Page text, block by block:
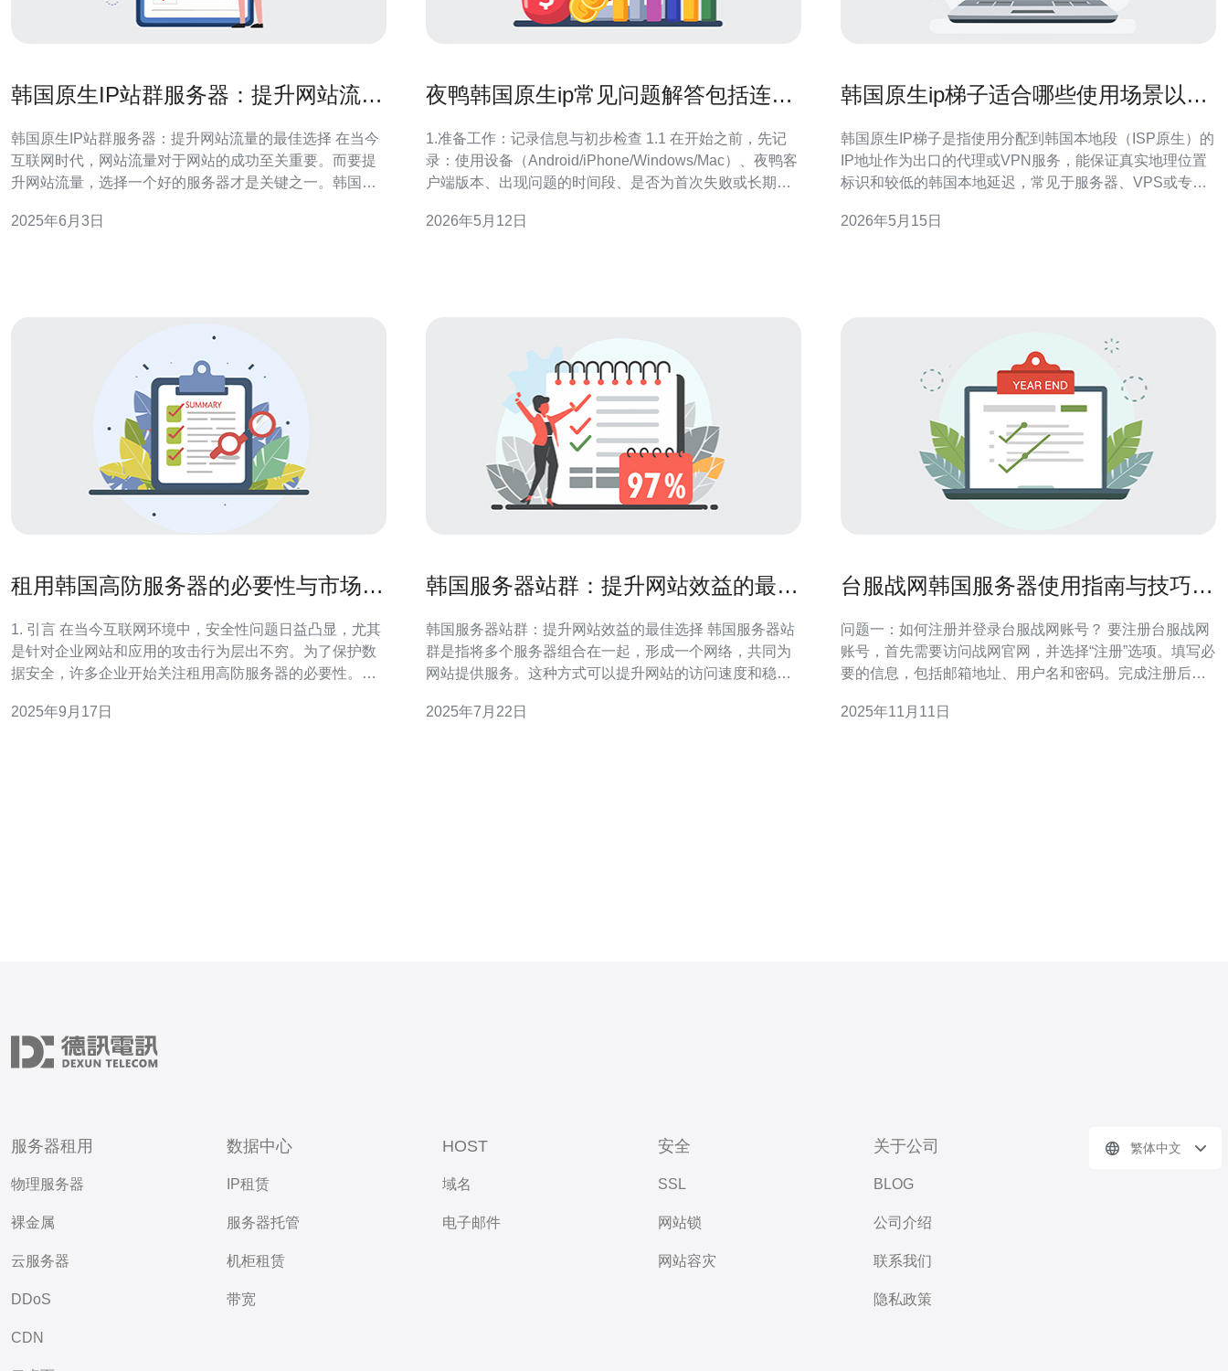
韩国原生IP站群服务器：提升网站流量
韩国原生IP站群服务器：提升网站流量的最佳选择 在当今
互联网时代，网站流量对于网站的成功至关重要。而要提
升网站流量，选择一个好的服务器才是关键之一。韩国原
国原生IP站群服务器是指在韩国拥有独立IP地址的服务
2025年6月3日
夜鸭韩国原生ip常见问题解答包括连不
1.准备工作：记录信息与初步检查 1.1 在开始之前，先记
录：使用设备（Android/iPhone/Windows/Mac）、夜鸭客
户端版本、出现问题的时间段、是否为首次失败或长期间
页、测速）。若本地连不上再排夜鸭无意义。 1.3 重启设
2026年5月12日
韩国原生ip梯子适合哪些使用场景以及
韩国原生IP梯子是指使用分配到韩国本地段（ISP原生）的
IP地址作为出口的代理或VPN服务，能保证真实地理位置
标识和较低的韩国本地延迟，常见于服务器、VPS或专线
者、测试工程师和SEO从业者需要用韩国原生IP做页面抓
2026年5月15日
租用韩国高防服务器的必要性与市场趋
1. 引言 在当今互联网环境中，安全性问题日益凸显，尤其
是针对企业网站和应用的攻击行为层出不穷。为了保护数
据安全，许多企业开始关注租用高防服务器的必要性。特
资源，成为备受青睐的选择。 2. 什么是高防服务器？ 高防
2025年9月17日
韩国服务器站群：提升网站效益的最佳
韩国服务器站群：提升网站效益的最佳选择 韩国服务器站
群是指将多个服务器组合在一起，形成一个网络，共同为
网站提供服务。这种方式可以提升网站的访问速度和稳定
互联网技术领先的国家之一，拥有先进的网络基础设施和
2025年7月22日
台服战网韩国服务器使用指南与技巧分
问题一：如何注册并登录台服战网账号？ 要注册台服战网
账号，首先需要访问战网官网，并选择“注册”选项。填写必
要的信息，包括邮箱地址、用户名和密码。完成注册后，
激活后，使用您的邮箱和密码登录即可。请确保使用一个
2025年11月11日
服务器租用
物理服务器
裸金属
云服务器
DDoS
CDN
数据中心
IP租赁
服务器托管
机柜租赁
带宽
HOST
域名
电子邮件
安全
SSL
网站锁
网站容灾
关于公司
BLOG
公司介绍
联系我们
隐私政策
繁体中文